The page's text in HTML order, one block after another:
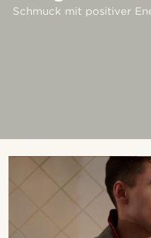
Schmuck mit positiver